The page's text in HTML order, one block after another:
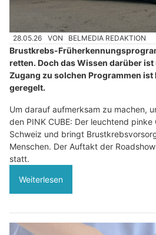
28.05.26 VON BELMEDIA REDAKTION
Brustkrebs-
retten. Doch das Wissen darüber
Zugang zu solchen Programmen
geregelt.
Um darauf aufmerksam zu machen,
den PINK CUBE: Der leuchtend
Schweiz und bringt
Menschen. Der Auftakt der
statt.
Weiterlesen